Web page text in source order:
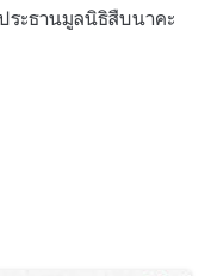
ระธานมูลนิธิสืบนาคะ